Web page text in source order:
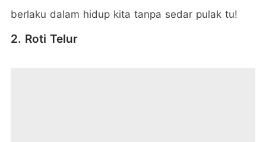
berlaku dalam hidup kita tanpa sedar pulak tu!
2. Roti Telur